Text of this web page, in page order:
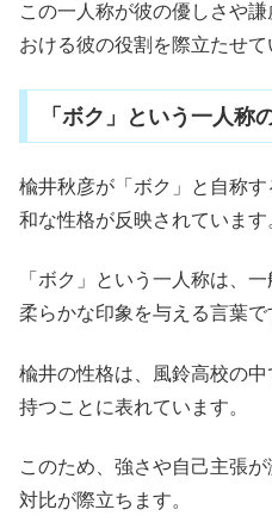
この一人称が彼の優しさや
おける彼の役割を際立たせて
「ボク」という一人称
楡井秋彦が「ボク」と自称
和な性格が反映されています
「ボク」という一人称は、一
柔らかな印象を与える言葉で
楡井の性格は、風鈴高校の
持つことに表れています。
このため、強さや自己主張
対比が際立ちます。